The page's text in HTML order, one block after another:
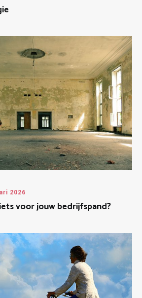
2026
voor jouw bedrijfspand?